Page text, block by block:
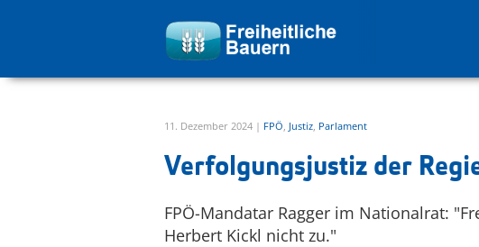
zur Hauptnavigation springen
11. Dezember 2024 | FPÖ, Justiz, Parlament
Verfolgungsjustiz der
FPÖ-Mandatar Ragger im Nationalrat:
Herbert Kickl nicht zu."